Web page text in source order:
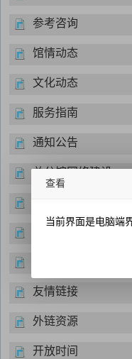
参考咨询
馆情动态
文化动态
服务指南
通知公告
总分馆网络建设
友情链接
外链资源
开放时间
查看
当前界面是电脑端